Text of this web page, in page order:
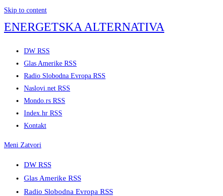
Skip to content
ENERGETSKA ALTERNATIVA
DW RSS
Glas Amerike RSS
Radio Slobodna Evropa RSS
Naslovi.net RSS
Mondo.rs RSS
Index.hr RSS
Kontakt
Meni Zatvori
DW RSS
Glas Amerike RSS
Radio Slobodna Evropa RSS